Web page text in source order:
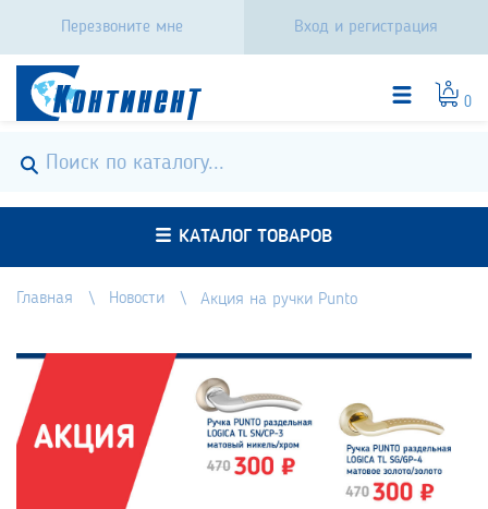
Перезвоните мне Вход и регистрация
0
КАТАЛОГ ТОВАРОВ
Главная Новости Акция на ручки Punto